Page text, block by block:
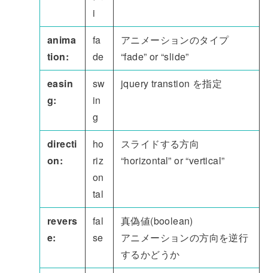
i
anima
tion:
fa
de
アニメーションのタイプ
“fade” or “slide”
easin
g:
sw
in
g
jquery transtion を指定
directi
on:
ho
riz
on
tal
スライドする方向
“horizontal” or “vertical”
revers
e:
fal
se
真偽値(boolean)
アニメーションの方向を逆行
するかどうか